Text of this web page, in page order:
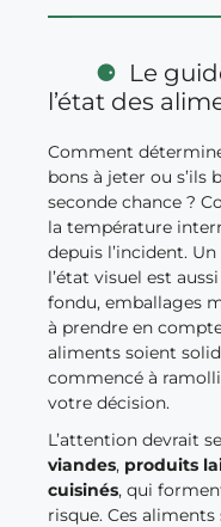
Le
l’état des
Comment
bons à jeter ou s’ils
seconde chance ?
la température
depuis l’incident.
l’état visuel est
fondu, emballages
à prendre en
aliments soient
commencé à
votre décision.
L’attention devrait
viandes, produits
cuisinés, qui
risque. Ces